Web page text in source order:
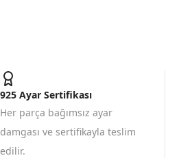
925 Ayar Sertifikası
Her parça bağımsız ayar
damgası ve sertifikayla teslim
edilir.